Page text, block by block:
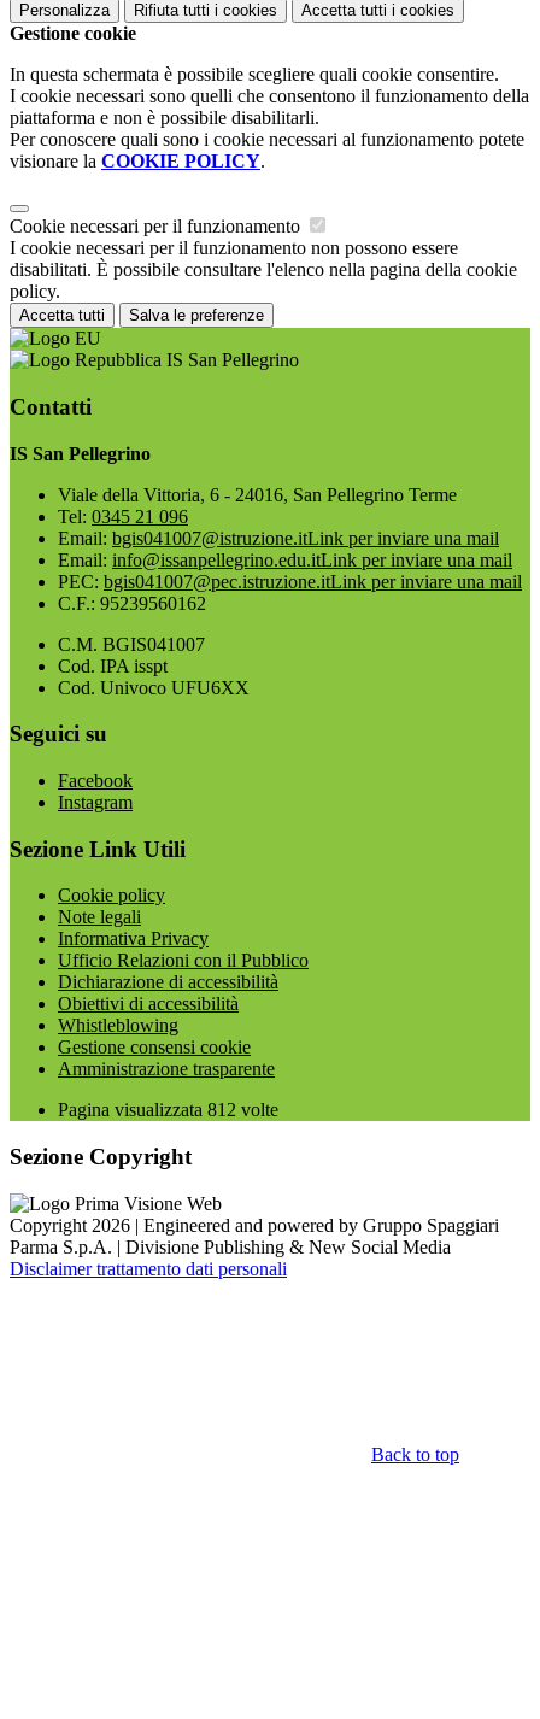
Personalizza Rifiuta tutti i cookies Accetta tutti i cookies
Gestione cookie
In questa schermata è possibile scegliere quali cookie consentire.
I cookie necessari sono quelli che consentono il funzionamento della
piattaforma e non è possibile disabilitarli.
Per conoscere quali sono i cookie necessari al funzionamento potete
visionare la COOKIE POLICY.
Cookie necessari per il funzionamento
I cookie necessari per il funzionamento non possono essere
disabilitati. È possibile consultare l'elenco nella pagina della cookie
policy.
Accetta tutti Salva le preferenze
IS San Pellegrino
Contatti
IS San Pellegrino
Viale della Vittoria, 6 - 24016, San Pellegrino Terme
Tel: 0345 21 096
Email: bgis041007@istruzione.itLink per inviare una mail
Email: info@issanpellegrino.edu.itLink per inviare una mail
PEC: bgis041007@pec.istruzione.itLink per inviare una mail
C.F.: 95239560162
C.M. BGIS041007
Cod. IPA isspt
Cod. Univoco UFU6XX
Seguici su
Facebook
Instagram
Sezione Link Utili
Cookie policy
Note legali
Informativa Privacy
Ufficio Relazioni con il Pubblico
Dichiarazione di accessibilità
Obiettivi di accessibilità
Whistleblowing
Gestione consensi cookie
Amministrazione trasparente
Pagina visualizzata 812 volte
Sezione Copyright
Copyright 2026 | Engineered and powered by Gruppo Spaggiari
Parma S.p.A. | Divisione Publishing & New Social Media
Disclaimer trattamento dati personali
Back to top